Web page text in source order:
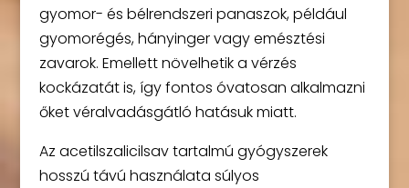
gyomor- és bélrendszeri panaszok, például
gyomorégés, hányinger vagy emésztési
zavarok. Emellett növelhetik a vérzés
kockázatát is, így fontos óvatosan alkalmazni
őket véralvadásgátló hatásuk miatt.
Az acetilszalicilsav tartalmú gyógyszerek
hosszú távú használata súlyos